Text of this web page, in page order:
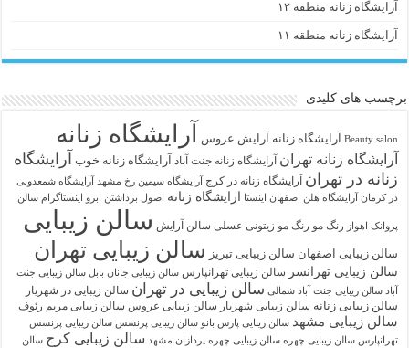
آرایشگاه زنانه منطقه ۱۲
آرایشگاه زنانه منطقه ۱۱
برچسب های کلیدی
Beauty salon آرايشگاه زنانه آرایش عروس آرایشگاه زنانه
آرایشگاه زنانه تهران آرایشگاه زنانه جنت آباد آرایشگاه زنانه خوب آرایشگاه
زنانه در تهران آرایشگاه زنانه در کرج آرایشگاه سیمین رخ مشهد
آرایشگاه شمعدونی
در کرمان آرایشگاه هلن اصفهان اینستا ارایشگاه زنانه اصول برداشتن ابرو اینستاگرام سالن
پروانک اهواز رنگ مو رنگ مو زیتونی عسلی سالن آرایش سالن زیبایی
سالن زیبایی اصفهان سالن زیبایی تبریز سالن زیبایی تهران
سالن زیبایی تهرانسر سالن زیبایی تهرانپارس سالن زیبایی جانان بابل سالن زیبایی جنت
آباد سالن زیبایی جنت آباد شمالی سالن زیبایی در تهران سالن زیبایی در شهریار
سالن زیبایی زنانه سالن زیبایی شهریار سالن زیبایی عروس سالن زیبایی مریم رئوف
سالن زیبایی مشهد سالن زیبایی پارس بانو سالن زیبایی پرنسس سالن زیبایی پرنسس
تهرانپارس سالن زیبایی چهره سالن زیبایی چهره پردازان مشهد سالن زیبایی کرج سالن